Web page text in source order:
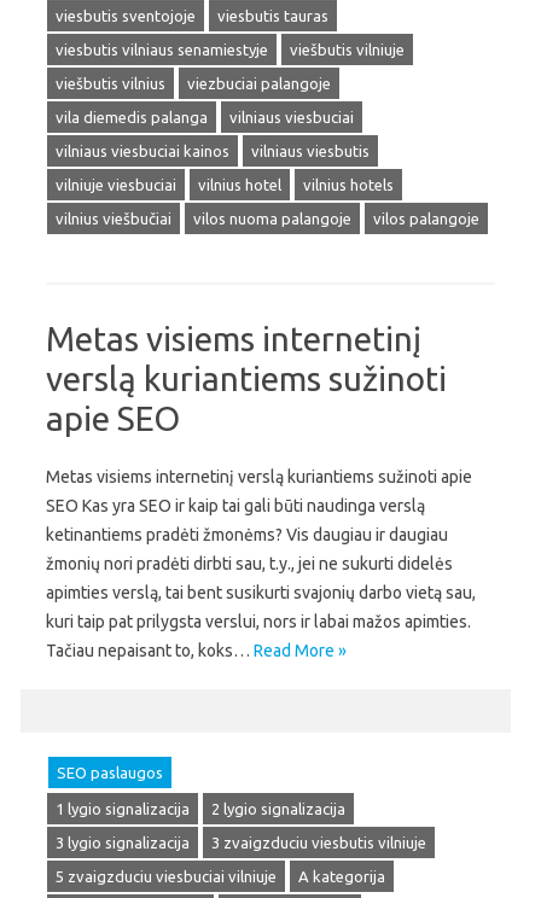
viesbutis sventojoje
viesbutis tauras
viesbutis vilniaus senamiestyje
viešbutis vilniuje
viešbutis vilnius
viezbuciai palangoje
vila diemedis palanga
vilniaus viesbuciai
vilniaus viesbuciai kainos
vilniaus viesbutis
vilniuje viesbuciai
vilnius hotel
vilnius hotels
vilnius viešbučiai
vilos nuoma palangoje vilos palangoje
Metas visiems internetinį
verslą kuriantiems sužinoti
apie SEO
Metas visiems internetinį verslą kuriantiems sužinoti apie
SEO Kas yra SEO ir kaip tai gali būti naudinga verslą
ketinantiems pradėti žmonėms? Vis daugiau ir daugiau
žmonių nori pradėti dirbti sau, t.y., jei ne sukurti didelės
apimties verslą, tai bent susikurti svajonių darbo vietą sau,
kuri taip pat prilygsta verslui, nors ir labai mažos apimties.
Tačiau nepaisant to, koks… Read More »
SEO paslaugos
1 lygio signalizacija
2 lygio signalizacija
3 lygio signalizacija
3 zvaigzduciu viesbutis vilniuje
5 zvaigzduciu viesbuciai vilniuje
A kategorija